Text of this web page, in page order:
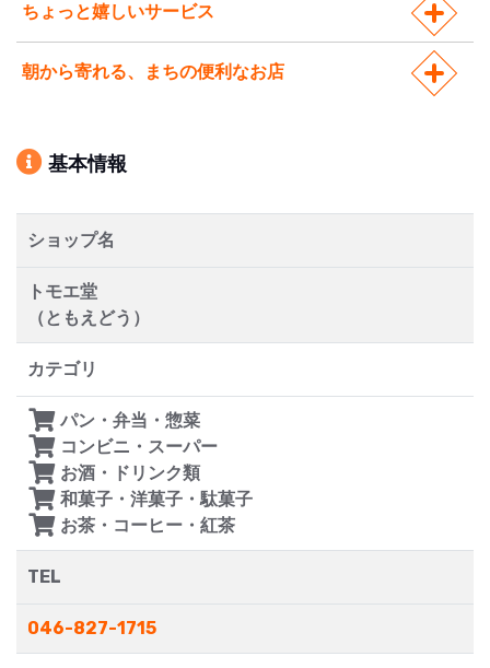
ちょっと嬉しいサービス
朝から寄れる、まちの便利なお店
基本情報
ショップ名
トモエ堂
（ともえどう）
カテゴリ
パン・弁当・惣菜
コンビニ・スーパー
お酒・ドリンク類
和菓子・洋菓子・駄菓子
お茶・コーヒー・紅茶
TEL
046-827-1715